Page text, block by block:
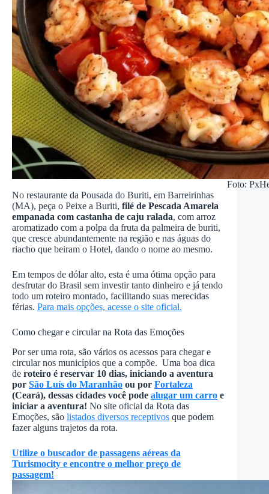
Foto:
No restaurante da Pousada do Buriti, em Barreirinhas
(MA), peça o Peixe a Buriti, filé de Pescada Amarela
empanada com castanha de caju ralada, com arroz
aromatizado com a polpa da fruta da palmeira de buriti,
que cresce abundantemente na região e nas águas do
riacho que beiram o Hotel, dando o nome ao mesmo.
Em tempos de dólar alto, esta é uma ótima opção para
desfrutar do Brasil sem investir tanto dinheiro e já tendo
todo um roteiro montado, facilitando suas merecidas
férias. Para mais opções, acesse o site oficial.
Como chegar e circular na Rota das Emoções
Por ser uma rota, são vários os acessos para chegar e
circular nos municípios que a compõe. Uma boa dica
de roteiro é reservar 10 dias, iniciando a aventura
por São Luís do Maranhão ou por Fortaleza
(Ceará), dessas cidades você pode alugar um carro e
iniciar a aventura! No site oficial da Rota das
Emoções, são listados diversos receptivos que podem
fazer alguns trajetos da rota.
Utilize o buscador de passagens aéreas da
Turismocity e encontre o melhor preço de
passagem!